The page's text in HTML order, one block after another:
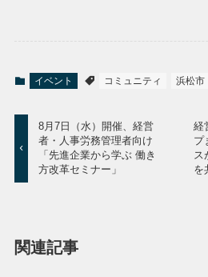
イベント コミュニティ 浜松市
8月7日（水）開催、経営
者・人事労務管理者向け
「先進企業から学ぶ 働き
方改革セミナー」
経
プ
ス
を
関連記事